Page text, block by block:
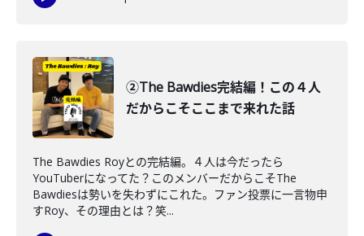
②The Bawdies完結編！この４人
だからこそここまで来れた話
The Bawdies Royとの完結編。４人は今だったら
YouTuberになってた？このメンバーだからこそThe
Bawdiesは勢いを失わずにこれた。ファン投票に一言物申
すRoy、その理由とは？笑...